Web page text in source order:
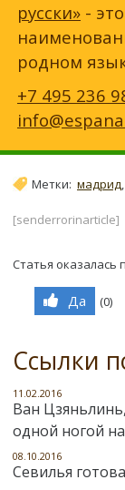
русски» -
родном
+7 495 236
Метки: мадрид,
[senderrorinarticle]
Статья оказалась
Да (0)
Ссылки
11.02.2016
Ван
одной ногой
08.10.2016
Севилья